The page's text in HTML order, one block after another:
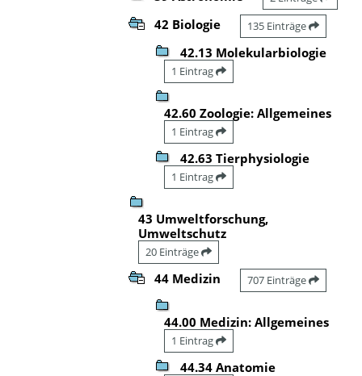
42 Biologie 135 Einträge
42.13 Molekularbiologie
1 Eintrag
42.60 Zoologie: Allgemeines
1 Eintrag
42.63 Tierphysiologie
1 Eintrag
43 Umweltforschung,
Umweltschutz
20 Einträge
44 Medizin 707 Einträge
44.00 Medizin: Allgemeines
1 Eintrag
44.34 Anatomie